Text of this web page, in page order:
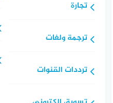
تجارة
ترجمة ولغات
ترددات القنوات